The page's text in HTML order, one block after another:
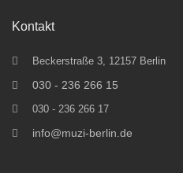
Kontakt
Beckerstraße 3, 12157 Berlin
030 - 236 266 15
030 - 236 266 17
info@muzi-berlin.de